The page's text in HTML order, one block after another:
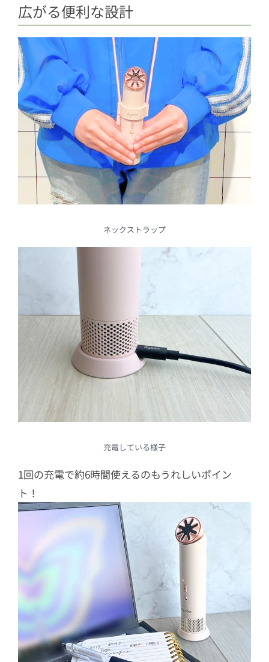
広がる便利な設計
ネックストラップ
充電している様子
1回の充電で約6時間使えるのもうれしいポイン
ト！